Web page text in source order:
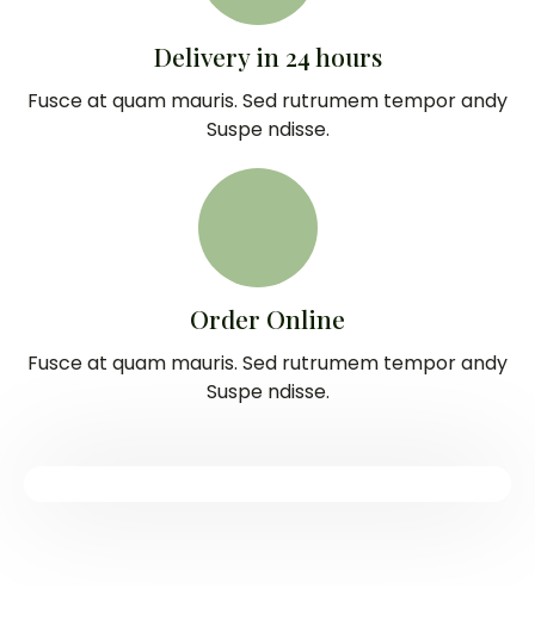
Delivery in 24 hours
Fusce at quam mauris. Sed rutrumem tempor andy
Suspe ndisse.
Order Online
Fusce at quam mauris. Sed rutrumem tempor andy
Suspe ndisse.